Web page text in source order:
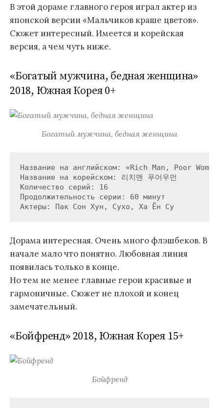
В этой дораме главного героя играл актер из
японской версии «Мальчиков краше цветов».
Сюжет интересный. Имеется и корейская
версия, а чем чуть ниже.
«Богатый мужчина, бедная женщина»
2018, Южная Корея 0+
Богатый мужчина, бедная женщина
Название на английском: «Rich Man, Poor
Название на корейском: 리치맨 푸어우먼
Количество серий: 16
Продолжительность серии: 60 минут
Актеры: Пак Сон Хун, Сухо, Ха Ён Су
Дорама интересная. Очень много флэшбеков. В
начале мало что понятно. Любовная линия
появилась только в конце.
Но тем не менее главные герои красивые и
гармоничные. Сюжет не плохой и конец
замечательный.
«Бойфренд» 2018, Южная Корея 15+
Бойфренд